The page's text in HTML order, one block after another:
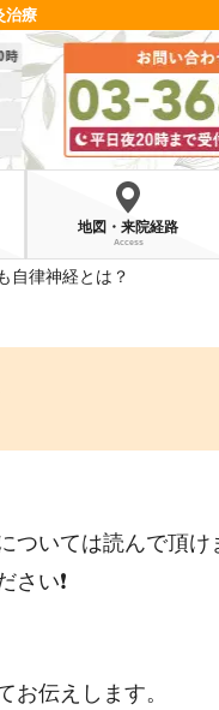
治療
地図・来院経路
Access
自律神経とは？
ついては読んで頂け
い❗
お伝えします。